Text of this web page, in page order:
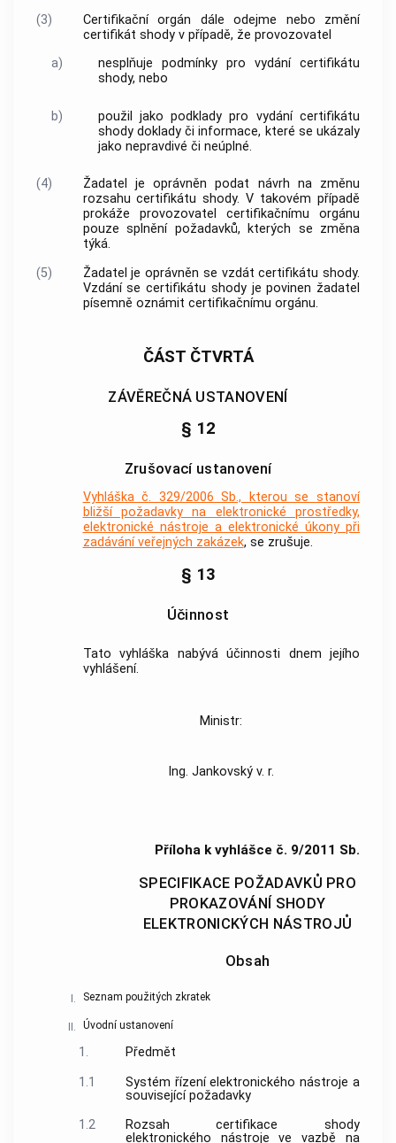
(3)
Certifikační orgán dále odejme nebo změní
certifikát shody v případě, že provozovatel
a)
nesplňuje podmínky pro vydání certifikátu
shody, nebo
b)
použil jako podklady pro vydání certifikátu
shody doklady či informace, které se ukázaly
jako nepravdivé či neúplné.
(4) Žadatel je oprávněn podat návrh na změnu
rozsahu certifikátu shody. V takovém případě
prokáže provozovatel certifikačnímu orgánu
pouze splnění požadavků, kterých se změna
týká.
(5)
Žadatel je oprávněn se vzdát certifikátu shody.
Vzdání se certifikátu shody je povinen žadatel
písemně oznámit certifikačnímu orgánu.
ČÁST ČTVRTÁ
ZÁVĚREČNÁ USTANOVENÍ
§ 12
Zrušovací ustanovení
Vyhláška č. 329/2006 Sb., kterou se stanoví
bližší požadavky na elektronické prostředky,
elektronické nástroje a elektronické úkony při
zadávání veřejných zakázek, se zrušuje.
§ 13
Účinnost
Tato vyhláška nabývá účinnosti dnem jejího
vyhlášení.
Ministr:
Ing. Jankovský v. r.
Příloha k vyhlášce č. 9/2011 Sb.
SPECIFIKACE POŽADAVKŮ PRO
PROKAZOVÁNÍ SHODY
ELEKTRONICKÝCH NÁSTROJŮ
Obsah
I. Seznam použitých zkratek
II. Úvodní ustanovení
1.
Předmět
1.1
Systém řízeníelektronického nástroje a
související požadavky
1.2
Rozsah certifikace shody
elektronického nástroje ve vazbě na